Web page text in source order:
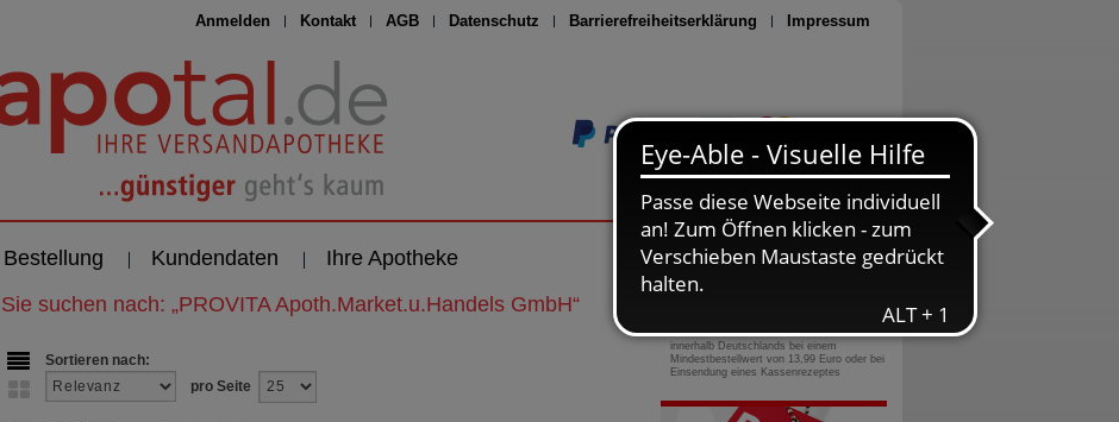
Anmelden Kontakt AGB Datenschutz Barrierefreiheitserklärung Impressum
Seite drucken
Bestellung Kundendaten Ihre Apotheke
Sie suchen nach: „PROVITA Apoth.Market.u.Handels GmbH“
Sortieren nach:
pro Seite
0800-10 11 422
gebührenfreie Rufnummer
innerhalb Deutschlands bei einem
Mindestbestellwert von 13,99 Euro oder bei
Einsendung eines Kassenrezeptes